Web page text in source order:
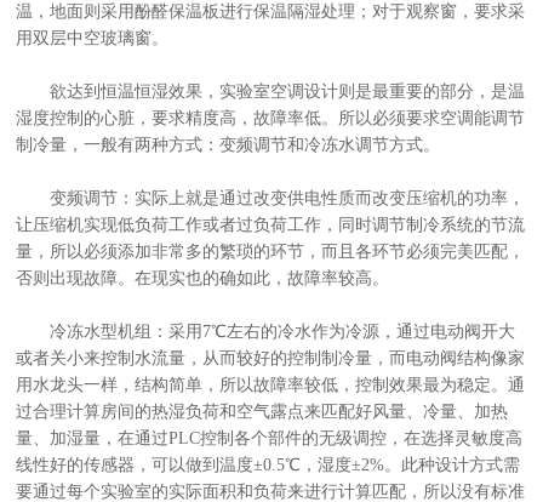
温，地面则采用酚醛保温板进行保温隔湿处理；对于观察窗，要求采
用双层中空玻璃窗。
欲达到恒温恒湿效果，实验室空调设计则是最重要的部分，是温
湿度控制的心脏，要求精度高，故障率低。所以必须要求空调能调节
制冷量，一般有两种方式：变频调节和冷冻水调节方式。
变频调节：实际上就是通过改变供电性质而改变压缩机的功率，
让压缩机实现低负荷工作或者过负荷工作，同时调节制冷系统的节流
量，所以必须添加非常多的繁琐的环节，而且各环节必须完美匹配，
否则出现故障。在现实也的确如此，故障率较高。
冷冻水型机组：采用7℃左右的冷水作为冷源，通过电动阀开大
或者关小来控制水流量，从而较好的控制制冷量，而电动阀结构像家
用水龙头一样，结构简单，所以故障率较低，控制效果最为稳定。通
过合理计算房间的热湿负荷和空气露点来匹配好风量、冷量、加热
量、加湿量，在通过PLC控制各个部件的无级调控，在选择灵敏度高
线性好的传感器，可以做到温度±0.5℃，湿度±2%。此种设计方式需
要通过每个实验室的实际面积和负荷来进行计算匹配，所以没有标准